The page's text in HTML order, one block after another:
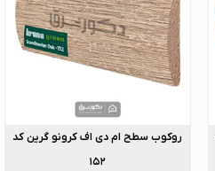
روکوب سطح ام دی اف کرونو گرین کد
۱۵۲